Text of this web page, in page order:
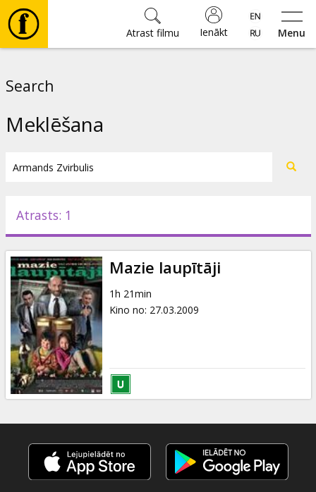
Menu
Ienākt
Atrast filmu
Pasākumi
Ziņas
Dāvanu
kartes
Uzkodas
B2B
Kino
Klubs
Search
Meklēšana
Atrasts: 1
Mazie laupītāji
1h 21min
Kino no: 27.03.2009